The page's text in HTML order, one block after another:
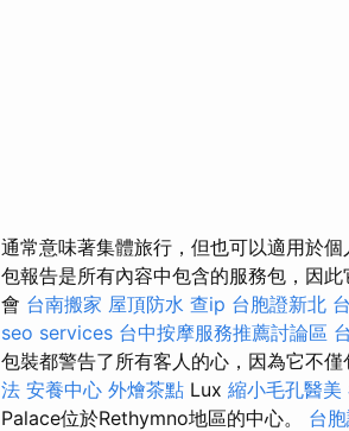
通常意味著集體旅行，但也可以適用於
包報告是所有內容中包含的服務包，因
會 台南搬家 屋頂防水 查ip 台胞證新北
seo services 台中按摩服務推薦討論區
包裝都警告了所有客人的心，因為它不
法 安養中心 外燴茶點 Lux 縮小毛孔醫美
Palace位於Rethymno地區的中心。 台